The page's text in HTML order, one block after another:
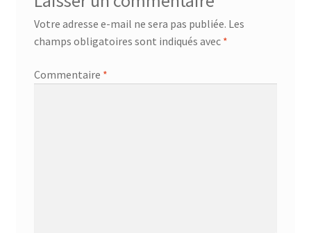
Votre adresse e-mail ne sera pas publiée. Les
champs obligatoires sont indiqués avec *
Commentaire *